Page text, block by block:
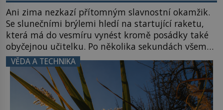
Ani zima nezkazí přítomným slavnostní okamžik.
Se slunečními brýlemi hledí na startující raketu,
která má do vesmíru vynést kromě posádky také
obyčejnou učitelku. Po několika sekundách všem
ztuhnou úsměvy, stroj totiž exploduje. Jejich
konstrukce není z levného kraje, daňové
poplatníky stojí miliardy dolarů. Na druhou stranu
zvládnou jen představitelné věci. Na malé kousky
Název: Columbia První […]
VĚDA A TECHNIKA